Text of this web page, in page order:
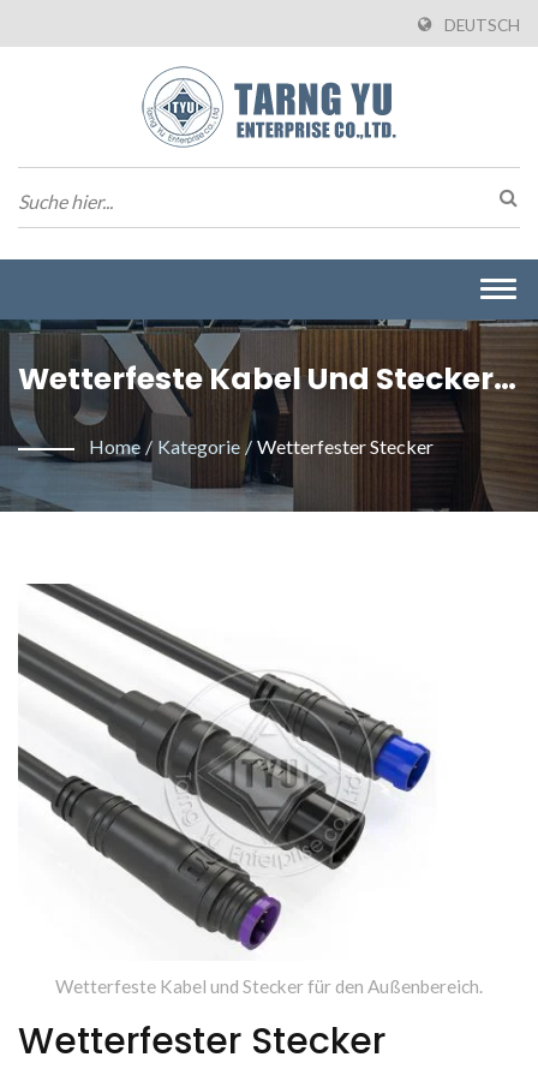
DEUTSCH
Wetterfeste Kabel Und Stecker
Für Den Außenbereich. / Tarng
Yu Enterprise Co., Ltd. Ist Ein
Professioneller Hersteller, Der
Steckverbinder Herstellt.
Home / Kategorie / Wetterfester Stecker
Wetterfeste Kabel und Stecker für den Außenbereich.
Wetterfester Stecker